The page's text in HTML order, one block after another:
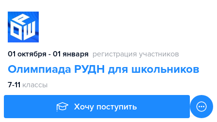
Хочу поступить
01 октября - 01 января регистрация участников
Олимпиада РУДН для школьников
7-11 классы